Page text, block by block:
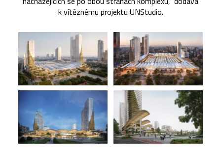
k vítěznému projektu UNStudio.